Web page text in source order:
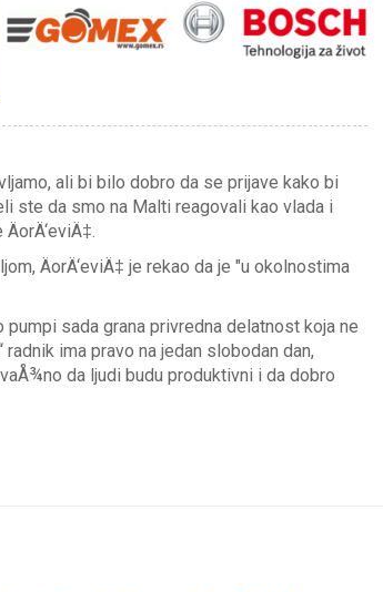
ali bi bilo dobro da se prijave kako bi
ste da smo na Malti reagovali kao vlada i
ÄorÄ‘eviÄ‡ je rekao da je "u okolnostima
pumpi sada grana privredna delatnost koja ne
ima pravo na jedan slobodan dan,
da ljudi budu produktivni i da dobro